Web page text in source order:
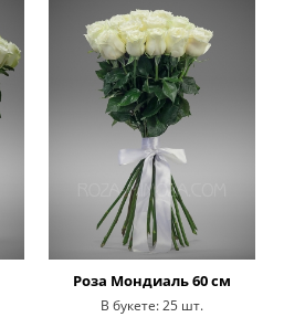
Роза Мондиаль 60 см
В букете:25 шт.